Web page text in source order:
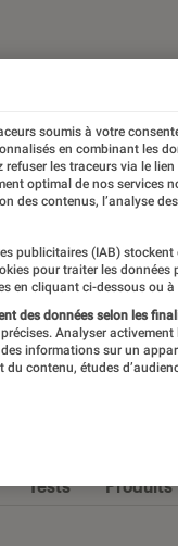
à la
ici des
Tests Produits
soumis à votre
en combinant les
les traceurs via le
optimal de nos services
des contenus, l’analyse
publicitaires (IAB)
pour traiter les données
en cliquant ci-dessous ou
des données selon les
Analyser
informations sur un
contenu, études